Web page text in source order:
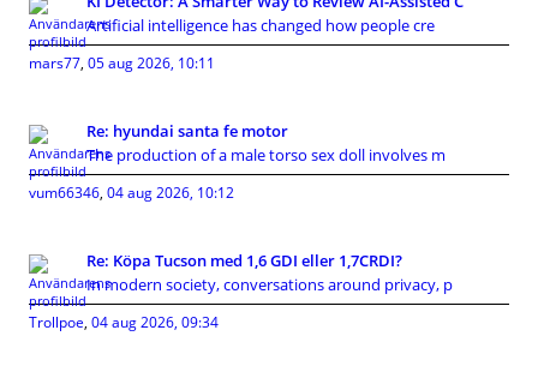
Artificial intelligence has changed how people cre
mars77, 05 aug 2026, 10:11
Re: hyundai santa fe motor
The production of a male torso sex doll involves m
vum66346, 04 aug 2026, 10:12
Re: Köpa Tucson med 1,6 GDI eller 1,7CRDI?
In modern society, conversations around privacy, p
Trollpoe, 04 aug 2026, 09:34